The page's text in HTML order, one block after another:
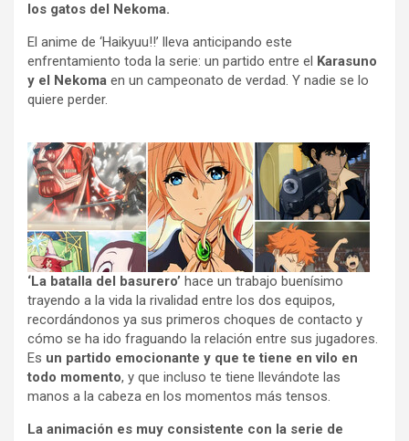
los gatos del Nekoma.
El anime de ‘Haikyuu!!’ lleva anticipando este
enfrentamiento toda la serie: un partido entre el Karasuno
y el Nekoma en un campeonato de verdad. Y nadie se lo
quiere perder.
‘La batalla del basurero’ hace un trabajo buenísimo
trayendo a la vida la rivalidad entre los dos equipos,
recordándonos ya sus primeros choques de contacto y
cómo se ha ido fraguando la relación entre sus jugadores.
Es un partido emocionante y que te tiene en vilo en
todo momento, y que incluso te tiene llevándote las
manos a la cabeza en los momentos más tensos.
La animación es muy consistente con la serie de